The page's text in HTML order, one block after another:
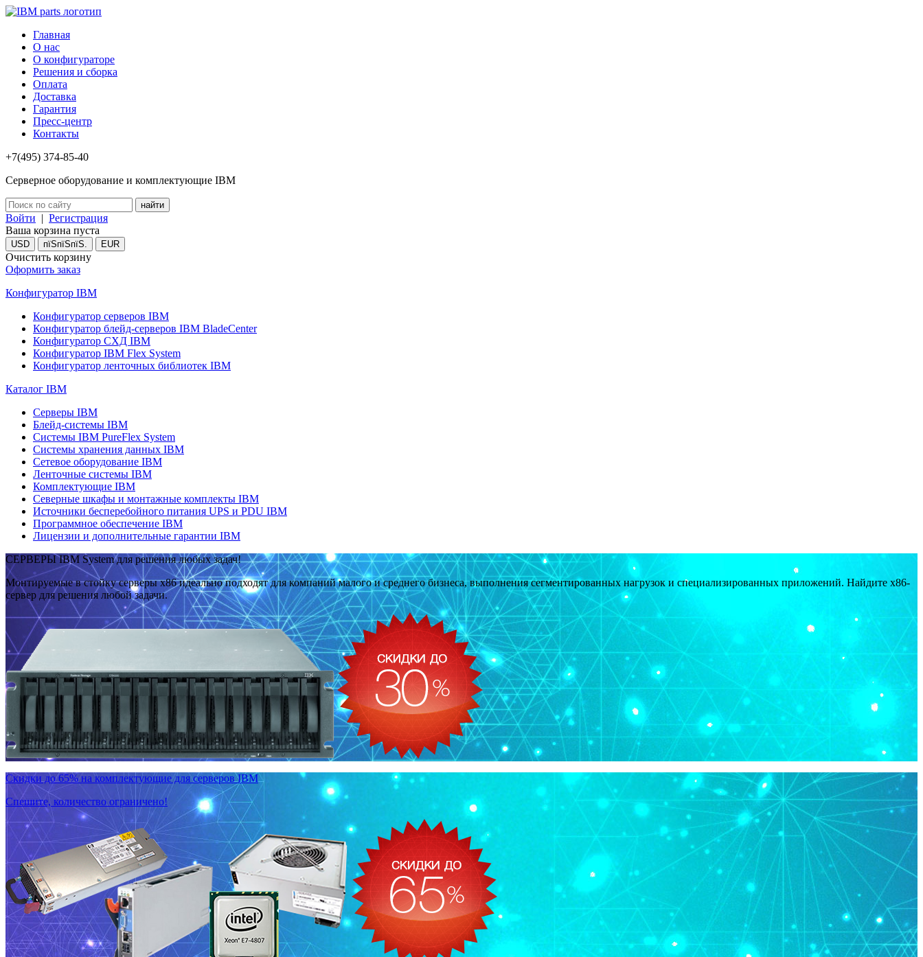
Главная
О нас
О конфигураторе
Решения и сборка
Оплата
Доставка
Гарантия
Пресс-центр
Контакты
+7(495) 374-85-40
Серверное оборудование и комплектующие IBM
Войти | Регистрация
Ваша корзина пуста
USD пїЅпїЅпїЅ. EUR
Очистить корзину
Оформить заказ
Конфигуратор IBM
Конфигуратор серверов IBM
Конфигуратор блейд-серверов IBM BladeCenter
Конфигуратор СХД IBM
Конфигуратор IBM Flex System
Конфигуратор ленточных библиотек IBM
Каталог IBM
Серверы IBM
Блейд-системы IBM
Системы IBM PureFlex System
Системы хранения данных IBM
Сетевое оборудование IBM
Ленточные системы IBM
Комплектующие IBM
Северные шкафы и монтажные комплекты IBM
Источники бесперебойного питания UPS и PDU IBM
Программное обеспечение IBM
Лицензии и дополнительные гарантии IBM
СЕРВЕРЫ IBM System для решения любых задач!
Монтируемые в стойку серверы x86 идеально подходят для компаний малого и среднего бизнеса, выполнения сегментированных нагрузок и специализированных приложений. Найдите x86-
сервер для решения любой задачи.
Скидки до 65% на комплектующие для серверов IBM
Спешите, количество ограничено!